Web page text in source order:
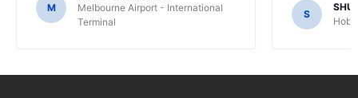
M
Melbourne Airport - International
Terminal
S